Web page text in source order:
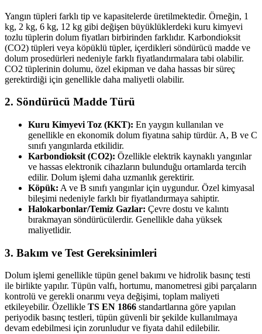
Yangın tüpleri farklı tip ve kapasitelerde üretilmektedir. Örneğin, 1
kg, 2 kg, 6 kg, 12 kg gibi değişen büyüklüklerdeki kuru kimyevi
tozlu tüplerin dolum fiyatları birbirinden farklıdır. Karbondioksit
(CO2) tüpleri veya köpüklü tüpler, içerdikleri söndürücü madde ve
dolum prosedürleri nedeniyle farklı fiyatlandırmalara tabi olabilir.
CO2 tüplerinin dolumu, özel ekipman ve daha hassas bir süreç
gerektirdiği için genellikle daha maliyetli olabilir.
2. Söndürücü Madde Türü
Kuru Kimyevi Toz (KKT): En yaygın kullanılan ve
genellikle en ekonomik dolum fiyatına sahip türdür. A, B ve C
sınıfı yangınlarda etkilidir.
Karbondioksit (CO2): Özellikle elektrik kaynaklı yangınlar
ve hassas elektronik cihazların bulunduğu ortamlarda tercih
edilir. Dolum işlemi daha uzmanlık gerektirir.
Köpük: A ve B sınıfı yangınlar için uygundur. Özel kimyasal
bileşimi nedeniyle farklı bir fiyatlandırmaya sahiptir.
Halokarbonlar/Temiz Gazlar: Çevre dostu ve kalıntı
bırakmayan söndürücülerdir. Genellikle daha yüksek
maliyetlidir.
3. Bakım ve Test Gereksinimleri
Dolum işlemi genellikle tüpün genel bakımı ve hidrolik basınç testi
ile birlikte yapılır. Tüpün valfı, hortumu, manometresi gibi parçaların
kontrolü ve gerekli onarımı veya değişimi, toplam maliyeti
etkileyebilir. Özellikle TS EN 1866 standartlarına göre yapılan
periyodik basınç testleri, tüpün güvenli bir şekilde kullanılmaya
devam edebilmesi için zorunludur ve fiyata dahil edilebilir.